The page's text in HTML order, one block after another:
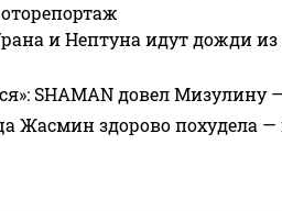
и Нептуна идут дожди из
SHAMAN довел Мизулину
Жасмин здорово похудела